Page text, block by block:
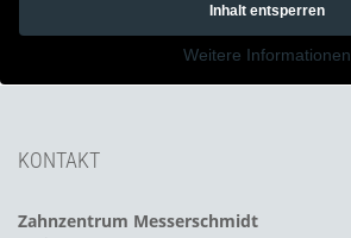
Inhalt entsperren
Weitere Informationen
KONTAKT
Zahnzentrum Messerschmidt